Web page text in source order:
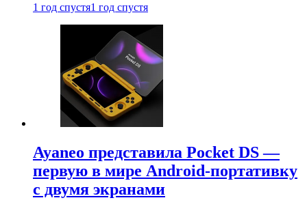
1 год спустя1 год спустя
Ayaneo представила Pocket DS —
первую в мире Android-портативку
с двумя экранами